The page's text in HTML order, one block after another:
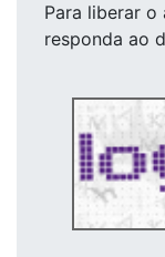
Para liberar o
responda ao